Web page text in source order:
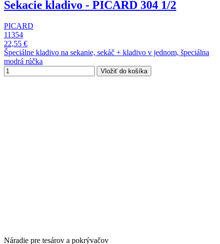
Sekacie kladivo - PICARD 304 1/2
PICARD
11354
22,55 €
Špeciálne kladivo na sekanie, sekáč + kladivo v jednom, špeciálna
modrá rúčka
Vložiť do košíka
Náradie pre tesárov a pokrývačov